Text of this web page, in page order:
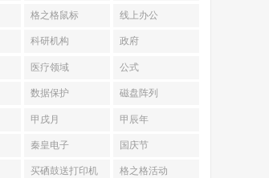
格之格鼠标 线上办公
科研机构 政府
医疗领域 公式
数据保护 磁盘阵列
甲戌月 甲辰年
秦皇电子 国庆节
买硒鼓送打印机 格之格活动